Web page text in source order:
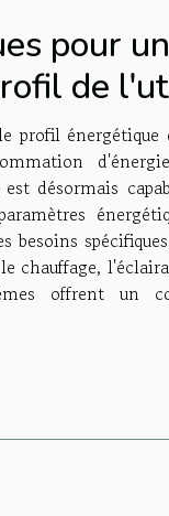
pour
de
énergétique
désormais
besoins
chauffage,
offrent un